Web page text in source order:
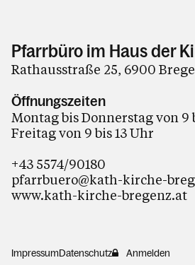
Pfarrbüro im Haus der
Rathausstraße 25, 6900
Öffnungszeiten
Montag bis Donnerstag von 9
Freitag von 9 bis 13 Uhr
+43 5574/90180
pfarrbuero@kath-kirche-
www.kath-kirche-bregenz.at
ImpressumDatenschutz Anmelden